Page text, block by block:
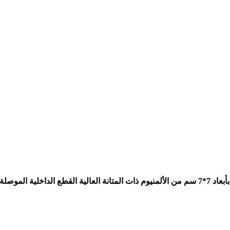
فيش مع مفتاح ليدو LEDO أسود الإطار الخارجي بأبعاد 8.6*8.6 سم من البلاستيك ذات جودة عالية ضد الاحتراق . اطار الثبيت بالحائط بأبعاد 7*7 سم من الألمنيوم ذات المتانة العالية القطع الداخلية الموصلة